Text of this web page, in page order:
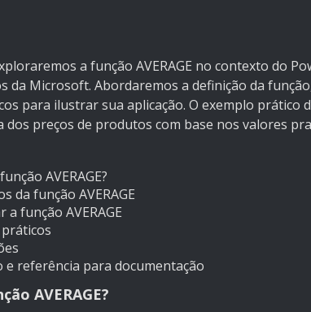
a função AVERAGE no contexto do
da Microsoft. Abordaremos a definição da
para ilustrar sua aplicação. O exemplo prático
dos preços de produtos com base nos valores
AVERAGE?
da função AVERAGE
a função AVERAGE
e referência para documentação
AVERAGE?